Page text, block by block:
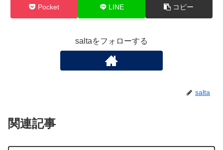
Pocket LINE コピー
saltaをフォローする
salta
関連記事